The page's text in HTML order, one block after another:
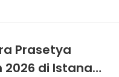
Prasetya
2026 di Istana